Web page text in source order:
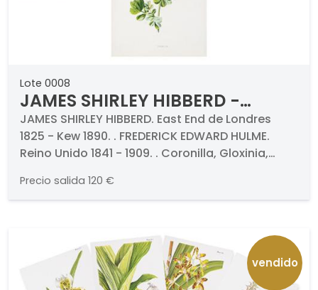
Lote 0008
JAMES SHIRLEY HIBBERD -
Coronilla, Gloxinia, Magnolia y
Achimenes
JAMES SHIRLEY HIBBERD. East End de Londres
1825 - Kew 1890. . FREDERICK EDWARD HULME.
Reino Unido 1841 - 1909. . Coronilla, Gloxinia,
cromolitografiados (cuatro). Titulados.
Medidas 183 x 130 mm cada una. . Publicado por
Precio salida 120 €
vendido